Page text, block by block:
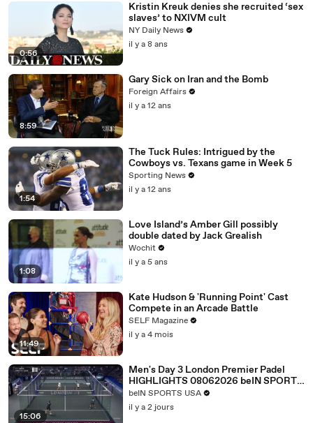
0:56
Kristin Kreuk denies she recruited ‘sex
slaves’ to NXIVM cult
NY Daily News
il y a 8 ans
8:59
Gary Sick on Iran and the Bomb
Foreign Affairs
il y a 12 ans
1:54
The Tuck Rules: Intrigued by the
Cowboys vs. Texans game in Week 5
Sporting News
il y a 12 ans
1:08
Love Island’s Amber Gill possibly
double dated by Jack Grealish
Wochit
il y a 5 ans
11:49
Kate Hudson & 'Running Point' Cast
Compete in an Arcade Battle
SELF Magazine
il y a 4 mois
15:06
Men's Day 3 London Premier Padel
HIGHLIGHTS 08062026 beIN SPORTS
USA.mp4
beIN SPORTS USA
il y a 2 jours